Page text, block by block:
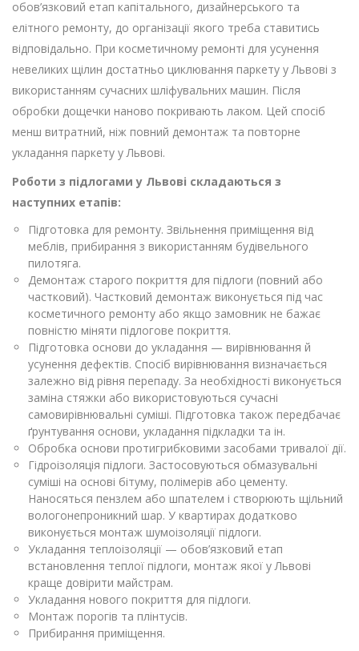
обов’язковий етап капітального, дизайнерського та
елітного ремонту, до організації якого треба ставитись
відповідально. При косметичному ремонті для усунення
невеликих щілин достатньо циклювання паркету у Львові з
використанням сучасних шліфувальних машин. Після
обробки дощечки наново покривають лаком. Цей спосіб
менш витратний, ніж повний демонтаж та повторне
укладання паркету у Львові.
Роботи з підлогами у Львові складаються з
наступних етапів:
Підготовка для ремонту. Звільнення приміщення від
меблів, прибирання з використанням будівельного
пилотяга.
Демонтаж старого покриття для підлоги (повний або
частковий). Частковий демонтаж виконується під час
косметичного ремонту або якщо замовник не бажає
повністю міняти підлогове покриття.
Підготовка основи до укладання — вирівнювання й
усунення дефектів. Спосіб вирівнювання визначається
залежно від рівня перепаду. За необхідності виконується
заміна стяжки або використовуються сучасні
самовирівнювальні суміші. Підготовка також передбачає
ґрунтування основи, укладання підкладки та ін.
Обробка основи протигрибковими засобами тривалої дії.
Гідроізоляція підлоги. Застосовуються обмазувальні
суміші на основі бітуму, полімерів або цементу.
Наносяться пензлем або шпателем і створюють щільний
вологонепроникний шар. У квартирах додатково
виконується монтаж шумоізоляції підлоги.
Укладання теплоізоляції — обов’язковий етап
встановлення теплої підлоги, монтаж якої у Львові
краще довірити майстрам.
Укладання нового покриття для підлоги.
Монтаж порогів та плінтусів.
Прибирання приміщення.